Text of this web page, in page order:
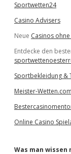
Sportwetten24
Casino Advisers
Neue Casinos
Entdecke den
Sportbekleidung &
Meister-Wetten.com
Online Casino
Was man wissen